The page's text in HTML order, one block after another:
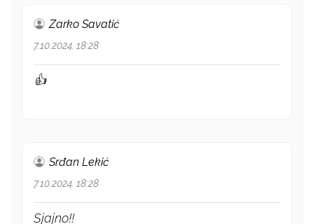
Zarko Savatić
7.10.2024. 18:28
👍
Srđan Lekić
7.10.2024. 18:28
Sjajno!!